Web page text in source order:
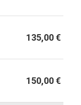
135,00 €
150,00 €